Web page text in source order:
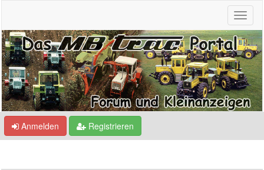
Anmelden Registrieren